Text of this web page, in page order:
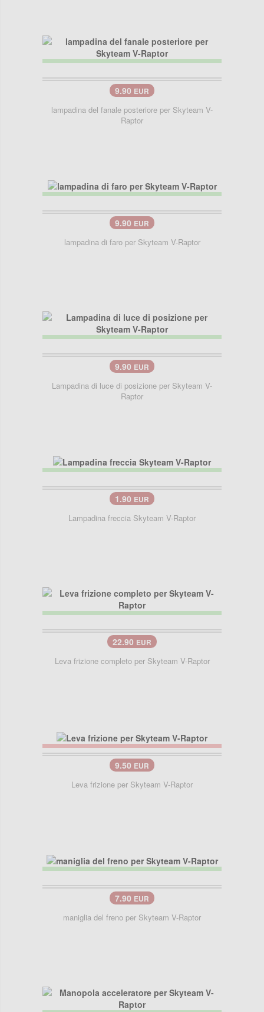
9.90 EUR
lampadina del fanale posteriore per Skyteam V-
Raptor
9.90 EUR
lampadina di faro per Skyteam V-Raptor
9.90 EUR
Lampadina di luce di posizione per Skyteam V-
Raptor
1.90 EUR
Lampadina freccia Skyteam V-Raptor
22.90 EUR
Leva frizione completo per Skyteam V-Raptor
9.50 EUR
Leva frizione per Skyteam V-Raptor
7.90 EUR
maniglia del freno per Skyteam V-Raptor